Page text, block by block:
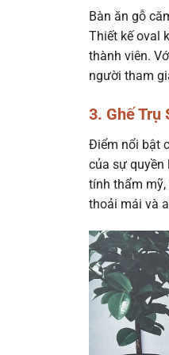
Bàn ăn gỗ
Thiết kế oval
thành viên.
người tham
3. Ghế
Điểm nổi bật
của sự quyền
tính thẩm
thoải mái và